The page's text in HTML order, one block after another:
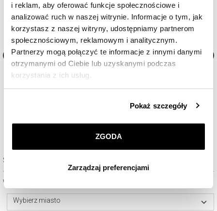
i reklam, aby oferować funkcje społecznościowe i
analizować ruch w naszej witrynie. Informacje o tym, jak
korzystasz z naszej witryny, udostępniamy partnerom
społecznościowym, reklamowym i analitycznym.
Partnerzy mogą połączyć te informacje z innymi danymi
otrzymanymi od Ciebie lub uzyskanymi podczas
korzystania z ich usług.
przez nas plików cookie znajdziesz wPolityce
prywatności.
korzystamy. Możesz również wybrać jaki rodzaj plików
Zarządzaj preferencjami. W każdej chwili możesz
dokonać zmiany wybranych przez Ciebie plików cookie.
Pokaż szczegóły
ZGODA
Zarządzaj preferencjami
Zegarek damski Breitling Navitimer
Automatic 36
70 000zł
Sprawdź dostępność w salonie
Wybierz miasto lub salon
Wybierz miasto